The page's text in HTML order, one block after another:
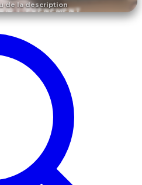
de la description
L'ÉVÉNEMENT